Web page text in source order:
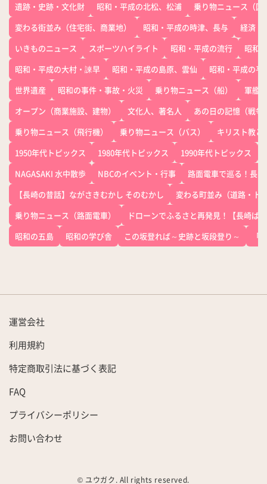
遺跡・史跡・文化財
昭和・平成の北松、松浦
乗り物ニュース（国
変わる街並み（住宅街、商業地）
昭和・平成の時津、長与
経済
いきものニュース
スポーツハイライト 昭和・平成の流行
昭和
昭和・平成の大村・諫早
昭和・平成の島原、雲仙
昭和・平成の平
世界遺産
昭和の事件・事故・火災 乗り物ニュース（船）
軍艦
オープン（商業施設、建物）
文化人、著名人
あの日の記憶（戦争
乗り物ニュース（飛行機）
乗り物ニュース（バス）
キリスト教と
1950年代トピックス
1980年代トピックス 1990年代トピックス
NAGASAKI 水中散歩
NBCのイベント・行事
路面電車で巡る！長
【長崎の昔話】ながさきむかし そのむかし
変わる町並み（道路・ト
乗り物ニュース（路面電車）
ドローンでふるさと再発見！【長崎ば
昭和の五島
昭和の学び舎 この坂登れば～史跡と坂段登り～ 「
運営会社
利用規約
特定商取引法に基づく表記
FAQ
プライバシーポリシー
お問い合わせ
© ユウガク. All rights reserved.